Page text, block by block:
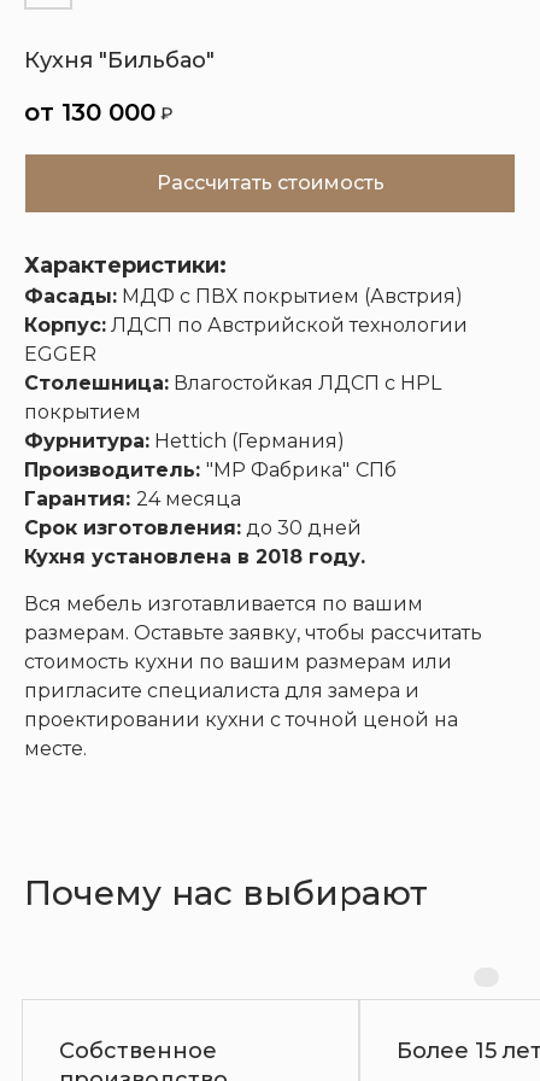
Кухни
Кухня "Бильбао"
130 000 ₽
Рассчитать стоимость
Характеристики:
Фасады: МДФ с ПВХ покрытием (Австрия)
Корпус: ЛДСП по Австрийской технологии
EGGER
Столешница: Влагостойкая ЛДСП с HPL
покрытием
Фурнитура: Hettich (Германия)
Производитель: "МР Фабрика" СПб
Гарантия: 24 месяца
Срок изготовления: до 30 дней
Кухня установлена в 2018 году.
Вся мебель изготавливается по вашим
размерам. Оставьте заявку, чтобы рассчитать
стоимость кухни по вашим размерам или
пригласите специалиста для замера и
проектировании кухни с точной ценой на
месте.
Почему нас выбирают
Более 15 лет на рынке